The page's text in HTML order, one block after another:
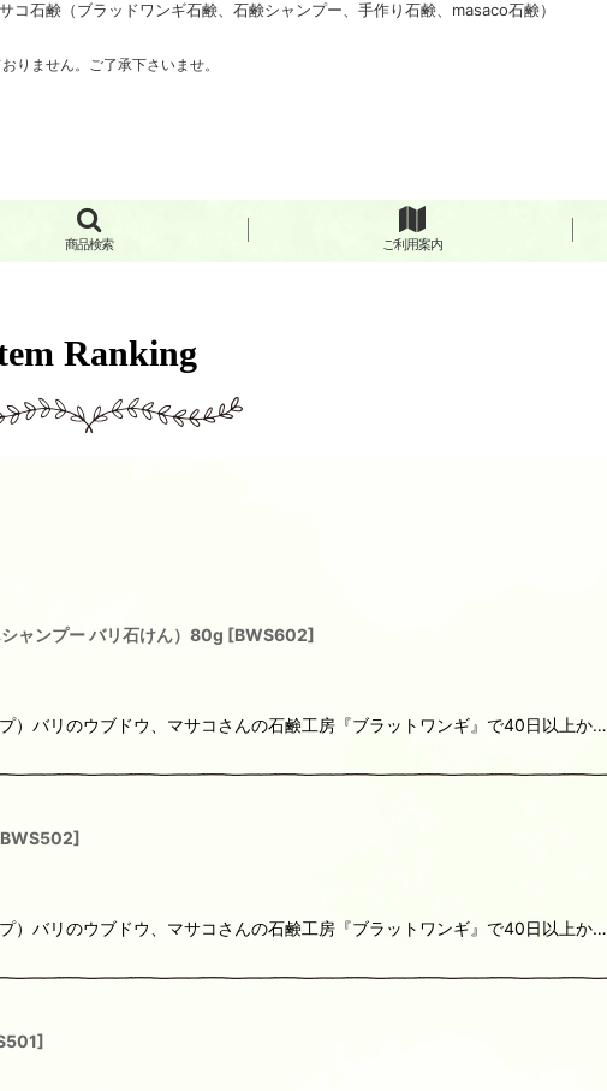
石鹸（ブラッドワンギ石鹸、石鹸シャンプー、手作り石鹸、masaco石鹸）
りません。ご了承下さいませ。
商品検索 ご利用案内
Ranking
ャンプー バリ石けん）80g [BWS602]
バリのウブドウ、マサコさんの石鹸工房『ブラットワンギ』で40日以上か…
BWS502]
バリのウブドウ、マサコさんの石鹸工房『ブラットワンギ』で40日以上か…
]